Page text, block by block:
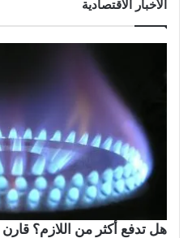
الأخبار الاقتصادية
هل تدفع أكثر من اللازم؟ قارن